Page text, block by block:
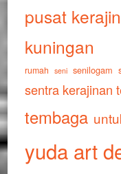
pusat
kuningan
rumah seni senilogam
sentra kerajinan
tembaga
yuda art